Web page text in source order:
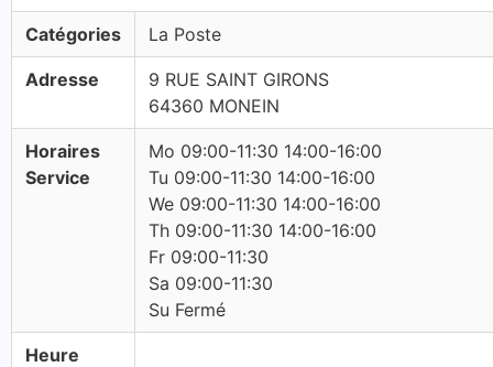
Catégories La Poste
Adresse
9 RUE SAINT GIRONS
64360 MONEIN
Horaires
Service
Mo 09:00-11:30 14:00-16:00
Tu 09:00-11:30 14:00-16:00
We 09:00-11:30 14:00-16:00
Th 09:00-11:30 14:00-16:00
Fr 09:00-11:30
Sa 09:00-11:30
Su Fermé
Heure